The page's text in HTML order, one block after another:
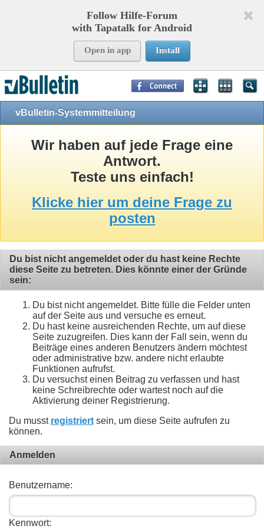
Follow Hilfe-Forum
with Tapatalk for Android
Open in app Install
vBulletin-Systemmitteilung
Wir haben auf jede Frage eine
Antwort.
Teste uns einfach!
Klicke hier um deine Frage zu
posten
Du bist nicht angemeldet oder du hast keine Rechte
diese Seite zu betreten. Dies könnte einer der Gründe
sein:
Du bist nicht angemeldet. Bitte fülle die Felder unten
auf der Seite aus und versuche es erneut.
Du hast keine ausreichenden Rechte, um auf diese
Seite zuzugreifen. Dies kann der Fall sein, wenn du
Beiträge eines anderen Benutzers ändern möchtest
oder administrative bzw. andere nicht erlaubte
Funktionen aufrufst.
Du versuchst einen Beitrag zu verfassen und hast
keine Schreibrechte oder wartest noch auf die
Aktivierung deiner Registrierung.
Du musst registriert sein, um diese Seite aufrufen zu
können.
Anmelden
Benutzername:
Kennwort:
Page Time:0,59031
Templates:24